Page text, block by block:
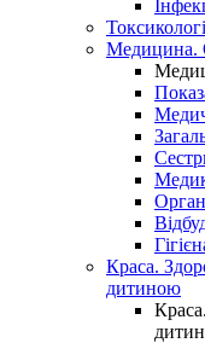
Медицина.
Краса.
дитиною